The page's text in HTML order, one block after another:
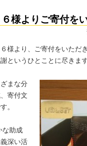
様よりご寄付を
様より、ご寄付をいただ
というひとことに尽きます
まな分
寄付文
。
な助成
深い活